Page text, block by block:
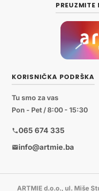
KORISNIČKA PODRŠKA
Tu smo za vas
Pon - Pet / 8:00 - 15:30
065 674 335
info@artmie.ba
ARTMIE d.o.o., ul. Miše